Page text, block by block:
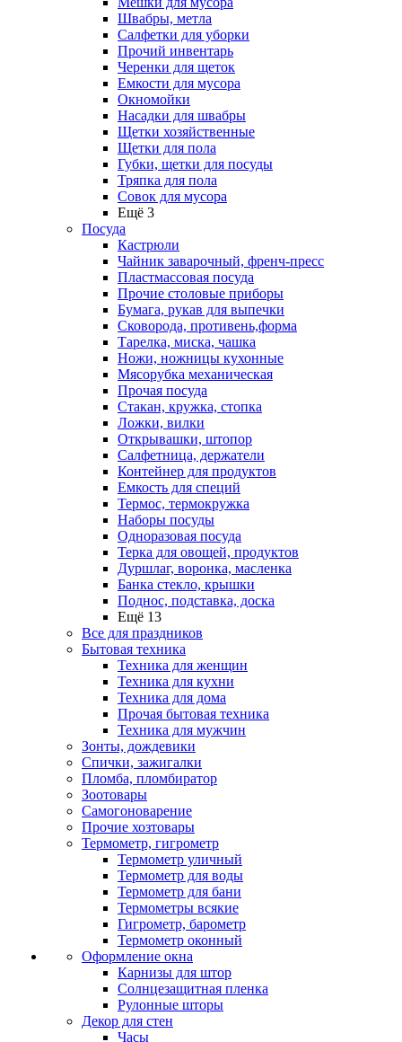
Швабры, метла
Салфетки для уборки
Прочий инвентарь
Черенки для щеток
Емкости для мусора
Окномойки
Насадки для швабры
Щетки хозяйственные
Щетки для пола
Губки, щетки для посуды
Тряпка для пола
Совок для мусора
Ещё 3
Посуда
Кастрюли
Чайник заварочный, френч-пресс
Пластмассовая посуда
Прочие столовые приборы
Бумага, рукав для выпечки
Сковорода, противень,форма
Тарелка, миска, чашка
Ножи, ножницы кухонные
Мясорубка механическая
Прочая посуда
Стакан, кружка, стопка
Ложки, вилки
Открывашки, штопор
Салфетница, держатели
Контейнер для продуктов
Емкость для специй
Термос, термокружка
Наборы посуды
Одноразовая посуда
Терка для овощей, продуктов
Дуршлаг, воронка, масленка
Банка стекло, крышки
Поднос, подставка, доска
Ещё 13
Все для праздников
Бытовая техника
Техника для женщин
Техника для кухни
Техника для дома
Прочая бытовая техника
Техника для мужчин
Зонты, дождевики
Спички, зажигалки
Пломба, пломбиратор
Зоотовары
Самогоноварение
Прочие хозтовары
Термометр, гигрометр
Термометр уличный
Термометр для воды
Термометр для бани
Термометры всякие
Гигрометр, барометр
Термометр оконный
Оформление окна
Карнизы для штор
Солнцезащитная пленка
Рулонные шторы
Декор для стен
Часы